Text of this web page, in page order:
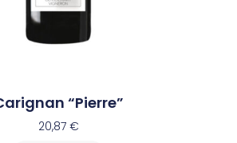
“Pierre”
20,87 €